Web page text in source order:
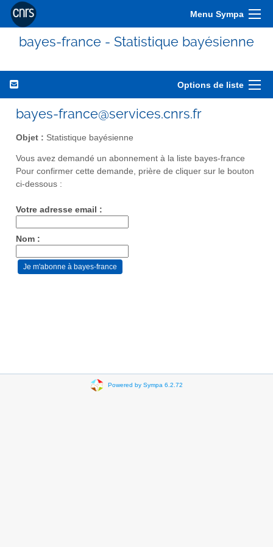
Menu Sympa
bayes-france - Statistique bayésienne
Options de liste
bayes-france@services.cnrs.fr
Objet : Statistique bayésienne
Vous avez demandé un abonnement à la liste bayes-france
Pour confirmer cette demande, prière de cliquer sur le bouton
ci-dessous :
Votre adresse email :
Nom :
Powered by Sympa 6.2.72